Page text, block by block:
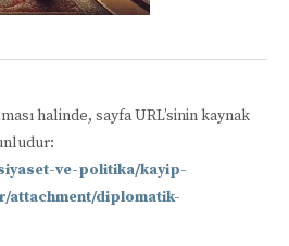
halinde, sayfa URL’sinin kaynak
ve-politika/kayip-
attachment/diplomatik-